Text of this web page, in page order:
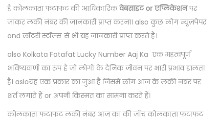
है कोलकाता फटाफट की आधिकारिकवेबसाइट or एप्लिकेशनपर
जाकर लकी नंबर की जानकारी प्राप्त करना। also कुछ लोग न्यूज़पेपर
and लॉटरी स्टॉल्स से भी यह जानकारी प्राप्त करते हैं।
also Kolkata Fatafat Lucky Number Aaj Ka एक महत्वपूर्ण
भविष्यवाणी का रूप है जो लोगों के दैनिक जीवन पर भारी प्रभाव डालता
है। asloयह एक प्रकार का जुआ है जिसमें लोग आज के लकी नंबर पर
शर्त लगाते हैं or अपनी किस्मत का सामना करते हैं।
कोलकाता फटाफट लकी नंबर आज का की जाँच कोलकाता फटाफट